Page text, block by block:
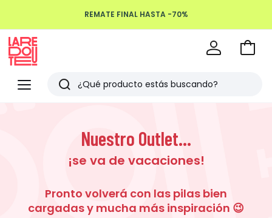
REMATE FINAL HASTA -70%
Menu
Redoute
Buscar
Últimos
vistos
Ir
Nuestro Outlet...
¡se va de vacaciones!
Pronto volverá con las pilas bien
cargadas y mucha más inspiración 😉